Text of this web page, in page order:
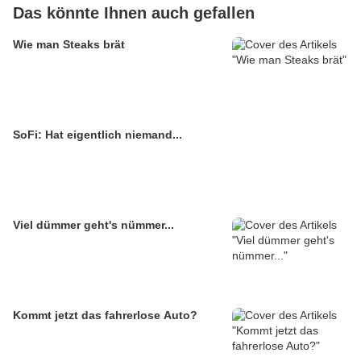
Das könnte Ihnen auch gefallen
Wie man Steaks brät
SoFi: Hat eigentlich niemand...
Viel dümmer geht's nümmer...
Kommt jetzt das fahrerlose Auto?